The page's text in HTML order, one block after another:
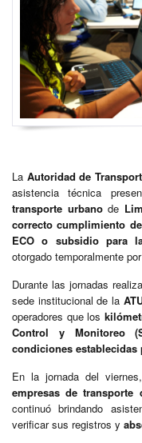
La Autoridad de
asistencia técnica
transporte urbanode
correcto cumplimiento
ECO o subsidio para
otorgado temporalmente
Durante las jornadas
sede institucional de la
operadores que los
Control y Monitoreo
condiciones
En la jornada del
empresas de
continuó brindando
verificar sus registros y